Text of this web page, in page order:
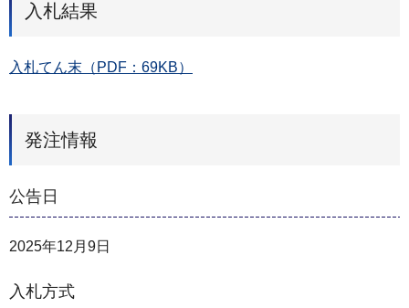
入札結果
入札てん末（PDF：69KB）
発注情報
公告日
2025年12月9日
入札方式